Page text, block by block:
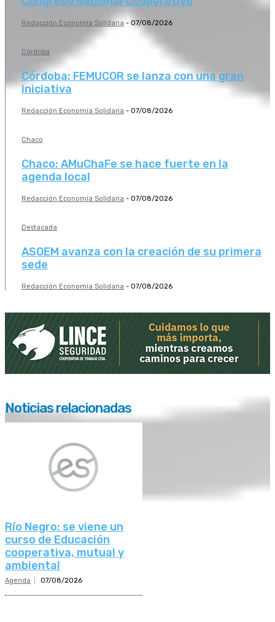
Redacción Economía Solidaria - 07/08/2026
Córdoba
Córdoba: FEMUCOR se lanza con una gran
iniciativa
Redacción Economía Solidaria - 07/08/2026
Chaco
Chaco: AMuChaFe se hace fuerte en la
agenda local
Redacción Economía Solidaria - 07/08/2026
Destacada
ASOEM avanza con la creación de su primera
sede
Redacción Economía Solidaria - 07/08/2026
Noticias relacionadas
Río Negro: se viene un
curso de Educación
cooperativa, mutual y
ambiental
Agenda 07/08/2026